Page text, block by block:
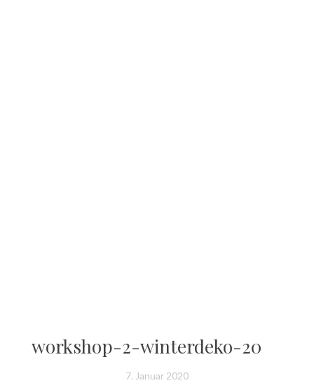
workshop-2-winterdeko-20
7. Januar 2020